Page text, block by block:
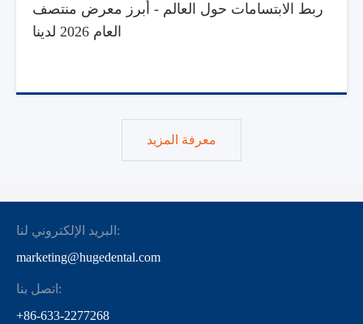
ربط الابتسامات حول العالم - أبرز معرض منتصف
العام 2026 لدينا
معرفة المزيد
البريد الإلكتروني لنا:
marketing@hugedental.com
اتصل بنا:
+86-633-2277268